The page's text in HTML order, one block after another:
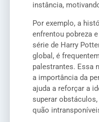
instância,
Por exemplo, a
enfrentou pobreza
série de Harry
global, é
palestrantes. Essa
a importância da
ajuda a reforçar a
superar
quão